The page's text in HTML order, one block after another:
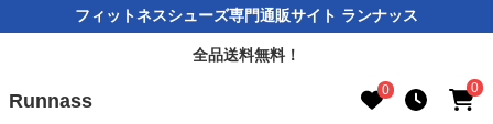
フィットネスシューズ専門通販サイト ランナッス
全品送料無料！
Runnass 0 0